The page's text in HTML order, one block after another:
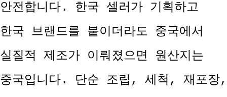
안전합니다. 한국 셀러가 기획하고
한국 브랜드를 붙이더라도 중국에서
실질적 제조가 이뤄졌으면 원산지는
중국입니다. 단순 조립, 세척, 재포장,